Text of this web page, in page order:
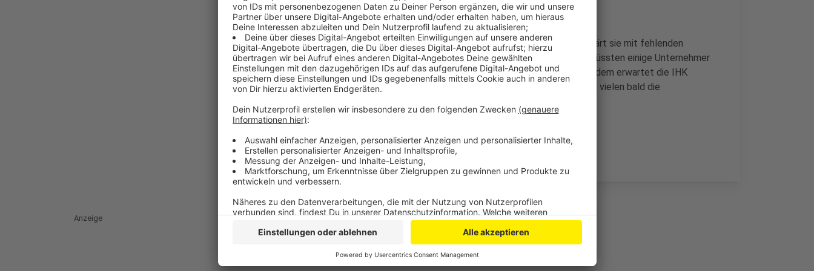
Dass viele Unternehmen bisher keine Hilfen beantragt haben, erklärt sie mit fehlenden
Gutachtern und den komplizierten Antragsverfahren. Außerdem wüssten einige Unternehmer
immer noch nicht, ob sie ihren Betrieb weiterführen würden. Trotzdem erwartet die IHK
weitere Anträge von betroffenen Unternehmen, vor allem weil bei vielen bald die
Anzeige